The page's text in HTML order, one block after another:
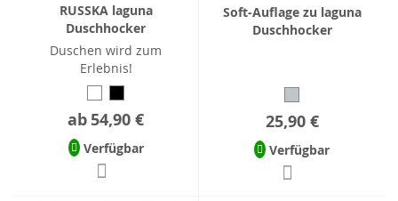
RUSSKA laguna
Duschhocker
Duschen wird zum
Erlebnis!
ab 54,90 €
Verfügbar
Soft-Auflage zu laguna
Duschhocker
25,90 €
Verfügbar